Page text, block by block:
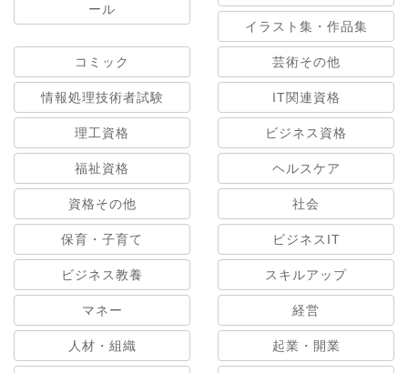
ール
イラスト集・作品集
コミック 芸術その他
情報処理技術者試験 IT関連資格
理工資格 ビジネス資格
福祉資格 ヘルスケア
資格その他 社会
保育・子育て ビジネスIT
ビジネス教養 スキルアップ
マネー 経営
人材・組織 起業・開業